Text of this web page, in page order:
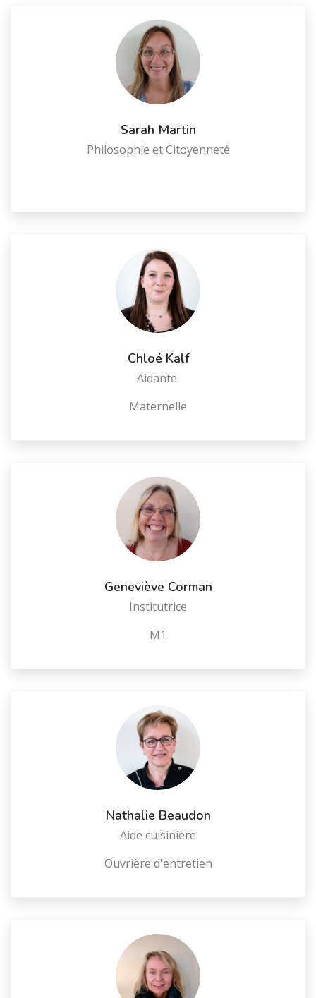
Sarah Martin
Philosophie et Citoyenneté
Chloé Kalf
Aidante
Maternelle
Geneviève Corman
Institutrice
M1
Nathalie Beaudon
Aide cuisinière
Ouvrière d'entretien